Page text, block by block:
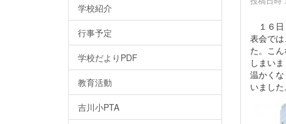
１６日
表会で
た。こ
しまい
温かく
いました。
学校紹介
行事予定
学校だよりPDF
教育活動
吉川小PTA